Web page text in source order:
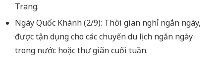
Trang.
Ngày Quốc Khánh (2/9): Thời gian nghỉ ngắn ngày,
được tận dụng cho các chuyến du lịch ngắn ngày
trong nước hoặc thư giãn cuối tuần.